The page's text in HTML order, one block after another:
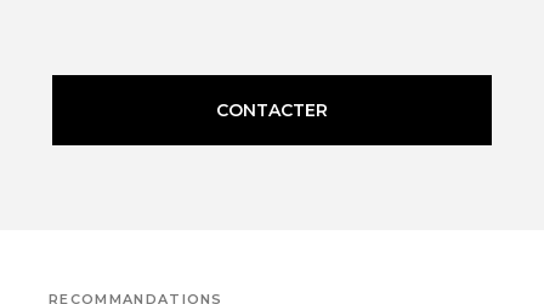
CONTACTER
RECOMMANDATIONS